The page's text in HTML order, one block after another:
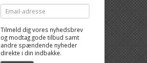
Email-
adresse
Tilmeld dig vores nyhedsbrev
og modtag gode tilbud samt
andre spændende nyheder
direkte i din indbakke.